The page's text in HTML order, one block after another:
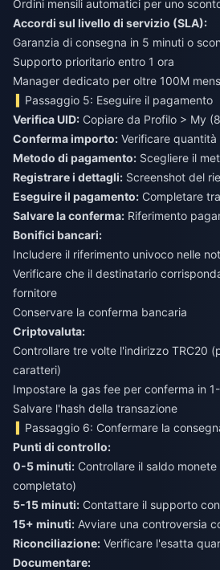
Ordini mensili automatici per uno
Accordi sul livello di servizio (SLA):
Garanzia di consegna in 5 minuti o
Supporto prioritario entro 1 ora
Manager dedicato per oltre 100M
Passaggio 5: Eseguire il pagamento
Verifica UID: Copiare da Profilo > My
Conferma importo: Verificare
Metodo di pagamento: Scegliere il
Registrare i dettagli: Screenshot del
Eseguire il pagamento: Completare
Salvare la conferma: Riferimento
Bonifici bancari:
Includere il riferimento univoco nelle
Verificare che il destinatario
fornitore
Conservare la conferma bancaria
Criptovaluta:
Controllare tre volte l'indirizzo TRC20
caratteri)
Impostare la gas fee per conferma in
Salvare l'hash della transazione
Passaggio 6: Confermare la
Punti di controllo:
0-5 minuti: Controllare il saldo
completato)
5-15 minuti: Contattare il supporto
15+ minuti: Avviare una controversia
Riconciliazione: Verificare l'esatta
Documentare: